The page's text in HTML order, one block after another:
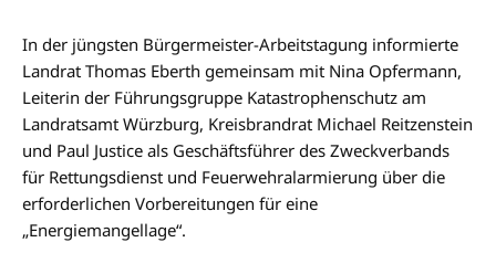
In der jüngsten Bürgermeister-Arbeitstagung informierte
Landrat Thomas Eberth gemeinsam mit Nina Opfermann,
Leiterin der Führungsgruppe Katastrophenschutz am
Landratsamt Würzburg, Kreisbrandrat Michael Reitzenstein
und Paul Justice als Geschäftsführer des Zweckverbands
für Rettungsdienst und Feuerwehralarmierung über die
erforderlichen Vorbereitungen für eine
„Energiemangellage“.